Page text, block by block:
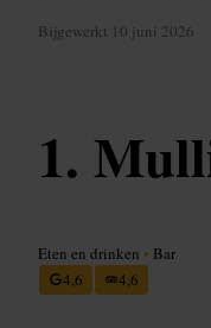
Bijgewerkt 10 juni 2026
Eten en drinken • Bar
4,6
4,6